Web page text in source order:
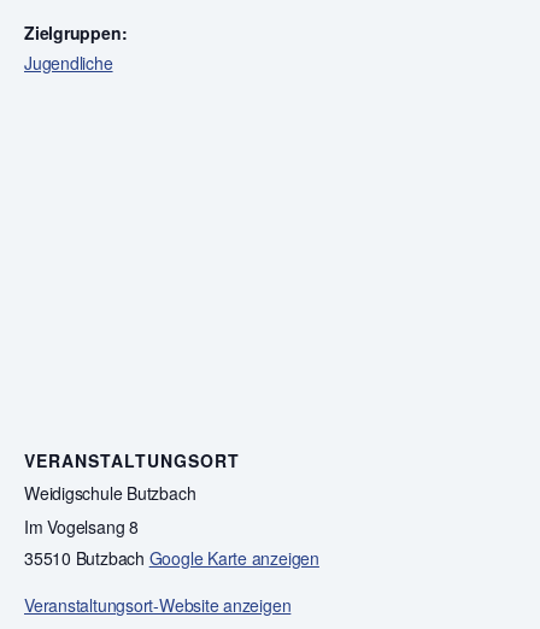
Zielgruppen:
Jugendliche
VERANSTALTUNGSORT
Weidigschule Butzbach
Im Vogelsang 8
35510 Butzbach Google Karte anzeigen
Veranstaltungsort-Website anzeigen